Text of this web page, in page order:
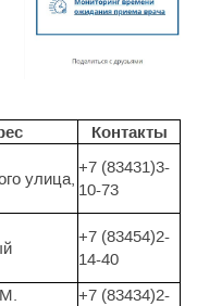
Контакты
улица,
+7 (83431)3-
10-73
+7 (83454)2-
14-40
+7 (83434)2-